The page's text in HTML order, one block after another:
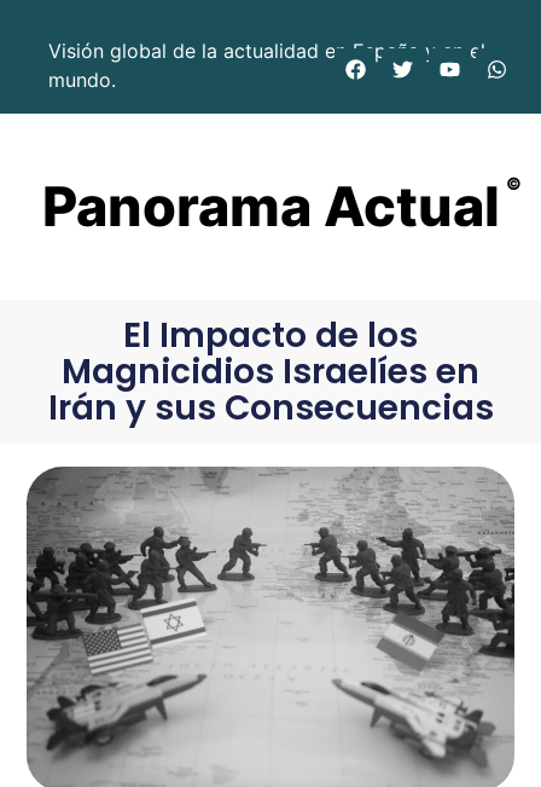
Visión global de la actualidad en España y en el
mundo.
Panorama Actual ©
El Impacto de los
Magnicidios Israelíes en
Irán y sus Consecuencias